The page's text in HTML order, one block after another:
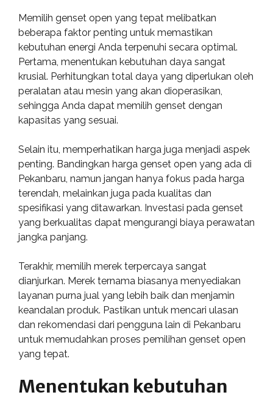
Memilih genset open yang tepat melibatkan
beberapa faktor penting untuk memastikan
kebutuhan energi Anda terpenuhi secara optimal.
Pertama, menentukan kebutuhan daya sangat
krusial. Perhitungkan total daya yang diperlukan oleh
peralatan atau mesin yang akan dioperasikan,
sehingga Anda dapat memilih genset dengan
kapasitas yang sesuai.
Selain itu, memperhatikan harga juga menjadi aspek
penting. Bandingkan harga genset open yang ada di
Pekanbaru, namun jangan hanya fokus pada harga
terendah, melainkan juga pada kualitas dan
spesifikasi yang ditawarkan. Investasi pada genset
yang berkualitas dapat mengurangi biaya perawatan
jangka panjang.
Terakhir, memilih merek terpercaya sangat
dianjurkan. Merek ternama biasanya menyediakan
layanan purna jual yang lebih baik dan menjamin
keandalan produk. Pastikan untuk mencari ulasan
dan rekomendasi dari pengguna lain di Pekanbaru
untuk memudahkan proses pemilihan genset open
yang tepat.
Menentukan kebutuhan